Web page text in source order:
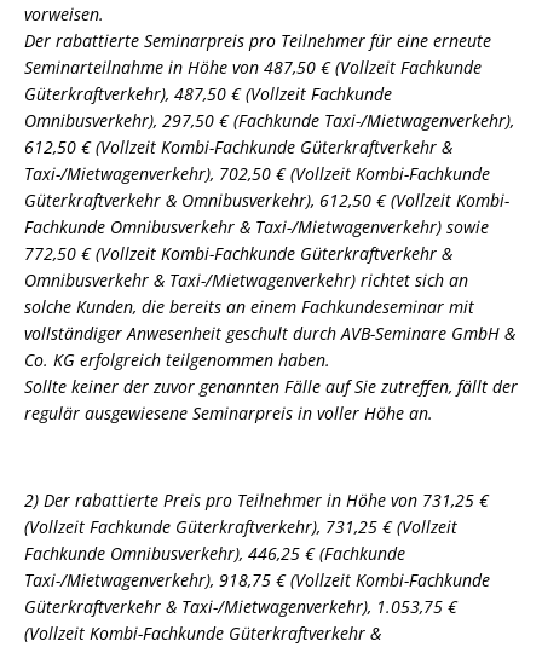
vorweisen.
Der rabattierte Seminarpreis pro Teilnehmer für eine erneute
Seminarteilnahme in Höhe von 487,50 € (Vollzeit Fachkunde
Güterkraftverkehr), 487,50 € (Vollzeit Fachkunde
Omnibusverkehr), 297,50 € (Fachkunde Taxi-/Mietwagenverkehr),
612,50 € (Vollzeit Kombi-Fachkunde Güterkraftverkehr &
Taxi-/Mietwagenverkehr), 702,50 € (Vollzeit Kombi-Fachkunde
Güterkraftverkehr & Omnibusverkehr), 612,50 € (Vollzeit Kombi-
Fachkunde Omnibusverkehr & Taxi-/Mietwagenverkehr) sowie
772,50 € (Vollzeit Kombi-Fachkunde Güterkraftverkehr &
Omnibusverkehr & Taxi-/Mietwagenverkehr) richtet sich an
solche Kunden, die bereits an einem Fachkundeseminar mit
vollständiger Anwesenheit geschult durch AVB-Seminare GmbH &
Co. KG erfolgreich teilgenommen haben.
Sollte keiner der zuvor genannten Fälle auf Sie zutreffen, fällt der
regulär ausgewiesene Seminarpreis in voller Höhe an.
2) Der rabattierte Preis pro Teilnehmer in Höhe von 731,25 €
(Vollzeit Fachkunde Güterkraftverkehr), 731,25 € (Vollzeit
Fachkunde Omnibusverkehr), 446,25 € (Fachkunde
Taxi-/Mietwagenverkehr), 918,75 € (Vollzeit Kombi-Fachkunde
Güterkraftverkehr & Taxi-/Mietwagenverkehr), 1.053,75 €
(Vollzeit Kombi-Fachkunde Güterkraftverkehr &